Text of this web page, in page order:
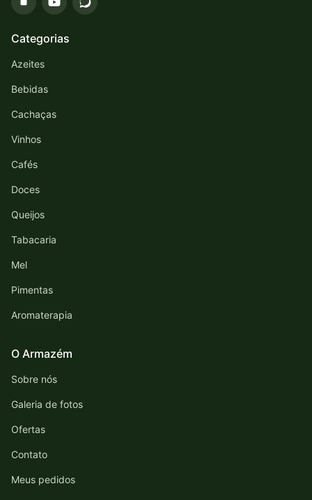
Categorias
Azeites
Bebidas
Cachaças
Vinhos
Cafés
Doces
Queijos
Tabacaria
Mel
Pimentas
Aromaterapia
O Armazém
Sobre nós
Galeria de fotos
Ofertas
Contato
Meus pedidos